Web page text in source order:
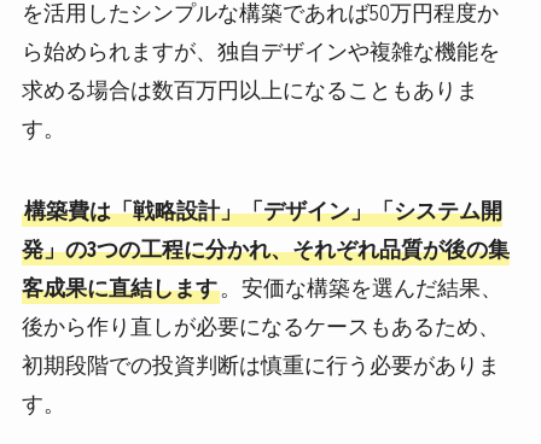
を活用したシンプルな構築であれば50万円程度か
ら始められますが、独自デザインや複雑な機能を
求める場合は数百万円以上になることもありま
す。
構築費は「戦略設計」「デザイン」「システム開
発」の3つの工程に分かれ、それぞれ品質が後の集
客成果に直結します。安価な構築を選んだ結果、
後から作り直しが必要になるケースもあるため、
初期段階での投資判断は慎重に行う必要がありま
す。